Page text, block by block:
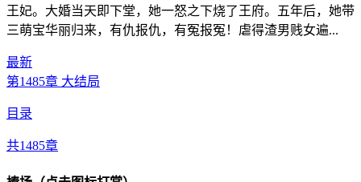
王妃。大婚当天即下堂，她一怒之下烧了王府。五年后，她带
三萌宝华丽归来，有仇报仇，有冤报冤！虐得渣男贱女遍...
最新
第1485章 大结局
目录
共1485章